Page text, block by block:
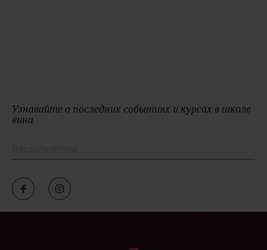
Узнавайте о последних событиях и курсах в школе
вина